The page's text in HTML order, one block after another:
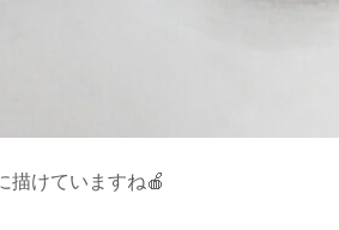
描けていますね🍎